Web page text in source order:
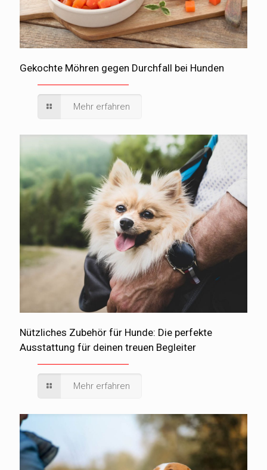
Gekochte Möhren gegen Durchfall bei Hunden
Mehr erfahren
Nützliches Zubehör für Hunde: Die perfekte
Ausstattung für deinen treuen Begleiter
Mehr erfahren